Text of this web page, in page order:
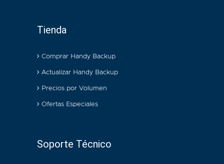
Tienda
Comprar Handy Backup
Actualizar Handy Backup
Precios por Volumen
Ofertas Especiales
Soporte Técnico